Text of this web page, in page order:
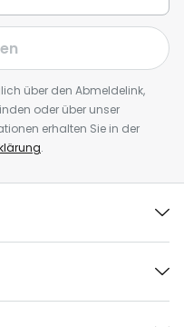
über den Abmeldelink,
oder über unser
erhalten Sie in der
.